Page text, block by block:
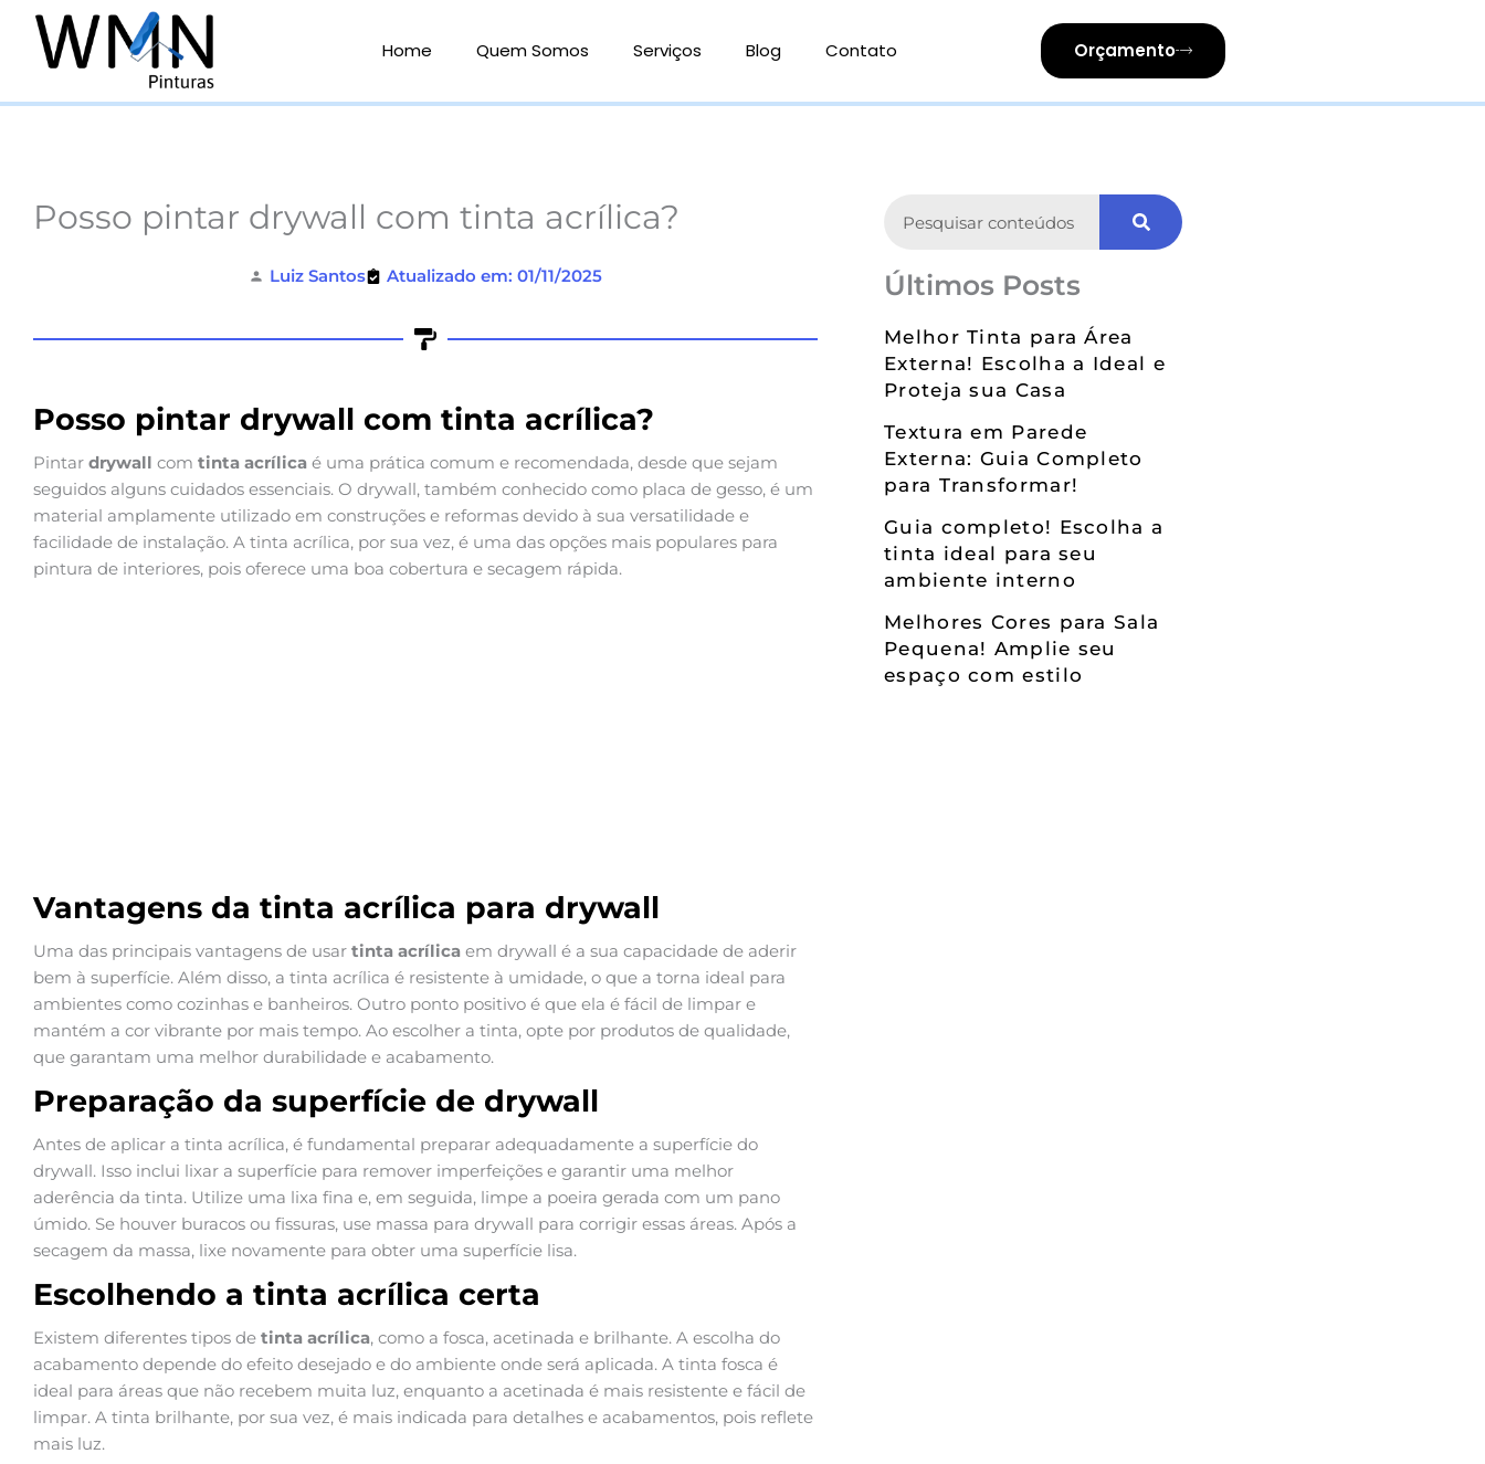
Home Quem Somos Serviços Blog Contato Orçamento
Posso pintar drywall com tinta acrílica?
Luiz Santos Atualizado em: 01/11/2025
Posso pintar drywall com tinta acrílica?
Pintar drywall com tinta acrílica é uma prática comum e recomendada, desde que sejam
seguidos alguns cuidados essenciais. O drywall, também conhecido como placa de gesso, é um
material amplamente utilizado em construções e reformas devido à sua versatilidade e
facilidade de instalação. A tinta acrílica, por sua vez, é uma das opções mais populares para
pintura de interiores, pois oferece uma boa cobertura e secagem rápida.
Vantagens da tinta acrílica para drywall
Uma das principais vantagens de usar tinta acrílica em drywall é a sua capacidade de aderir
bem à superfície. Além disso, a tinta acrílica é resistente à umidade, o que a torna ideal para
ambientes como cozinhas e banheiros. Outro ponto positivo é que ela é fácil de limpar e
mantém a cor vibrante por mais tempo. Ao escolher a tinta, opte por produtos de qualidade,
que garantam uma melhor durabilidade e acabamento.
Preparação da superfície de drywall
Antes de aplicar a tinta acrílica, é fundamental preparar adequadamente a superfície do
drywall. Isso inclui lixar a superfície para remover imperfeições e garantir uma melhor
aderência da tinta. Utilize uma lixa fina e, em seguida, limpe a poeira gerada com um pano
úmido. Se houver buracos ou fissuras, use massa para drywall para corrigir essas áreas. Após a
secagem da massa, lixe novamente para obter uma superfície lisa.
Escolhendo a tinta acrílica certa
Existem diferentes tipos de tinta acrílica, como a fosca, acetinada e brilhante. A escolha do
acabamento depende do efeito desejado e do ambiente onde será aplicada. A tinta fosca é
ideal para áreas que não recebem muita luz, enquanto a acetinada é mais resistente e fácil de
limpar. A tinta brilhante, por sua vez, é mais indicada para detalhes e acabamentos, pois reflete
mais luz.
Últimos Posts
Melhor Tinta para Área
Externa! Escolha a Ideal e
Proteja sua Casa
Textura em Parede
Externa: Guia Completo
para Transformar!
Guia completo! Escolha a
tinta ideal para seu
ambiente interno
Melhores Cores para Sala
Pequena! Amplie seu
espaço com estilo